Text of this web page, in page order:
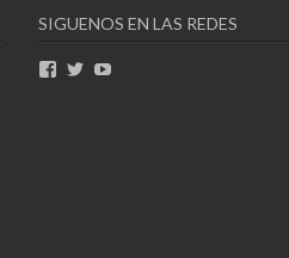
SIGUENOS EN LAS REDES
Ver Ver